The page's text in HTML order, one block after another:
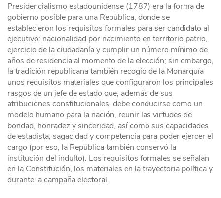
Presidencialismo estadounidense (1787) era la forma de
gobierno posible para una República, donde se
establecieron los requisitos formales para ser candidato al
ejecutivo: nacionalidad por nacimiento en territorio patrio,
ejercicio de la ciudadanía y cumplir un número mínimo de
años de residencia al momento de la elección; sin embargo,
la tradición republicana también recogió de la Monarquía
unos requisitos materiales que configuraron los principales
rasgos de un jefe de estado que, además de sus
atribuciones constitucionales, debe conducirse como un
modelo humano para la nación, reunir las virtudes de
bondad, honradez y sinceridad, así como sus capacidades
de estadista, sagacidad y competencia para poder ejercer el
cargo (por eso, la República también conservó la
institución del indulto). Los requisitos formales se señalan
en la Constitución, los materiales en la trayectoria política y
durante la campaña electoral.